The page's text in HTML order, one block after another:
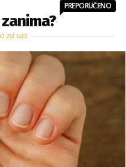
PREPORUČENO
za vas